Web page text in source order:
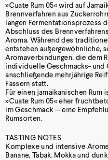
»Cuate Rum 05« wird auf
Brennverfahren aus
langen Fermentationsprozess
Abschluss des
Aroma. Während des
entstehen außergewöhnliche,
Aromaverbindungen, die dem
individuelle Geschmacks- und
anschließende mehrjährige
Fässern statt.
Für einen jamaikanischen Rum
»Cuate Rum 05« eher
im Geschmack — eine
Rumsorten.
TASTING NOTES
Komplexe und intensive
Banane, Tabak, Mokka und